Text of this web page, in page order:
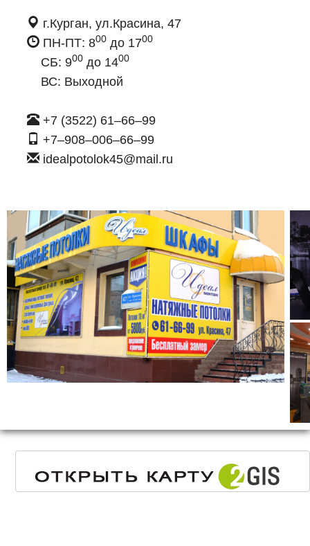
г.Курган, ул.Красина, 47
ПН-ПТ: 800 до 1700
СБ: 900 до 1400
ВС: Выходной
+7 (3522) 61–66–99
+7–908–006–66–99
idealpotolok45@mail.ru